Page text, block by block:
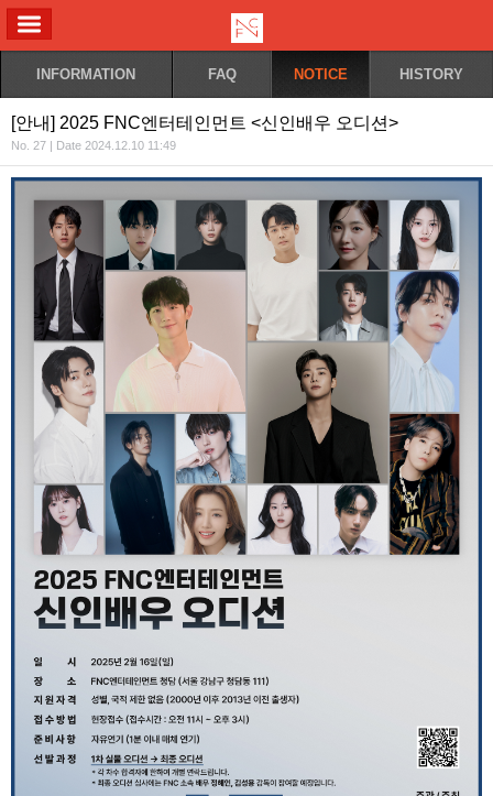
INFORMATION FAQ NOTICE HISTORY
[안내] 2025 FNC엔터테인먼트 <신인배우 오디션>
No. 27 | Date 2024.12.10 11:49